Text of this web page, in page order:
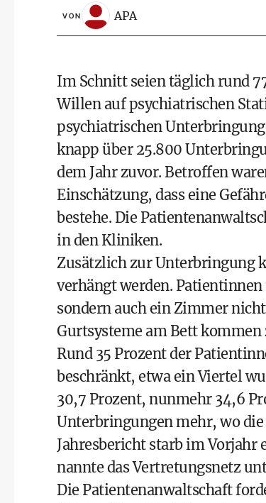
VON APA
Im Schnitt seien täglich rund
Willen auf psychiatrischen
psychiatrischen
knapp über 25.800
dem Jahr zuvor. Betroffen
Einschätzung, dass eine
bestehe. Die
in den Kliniken.
Zusätzlich zur Unterbringung
verhängt werden.
sondern auch ein Zimmer
Gurtsysteme am Bett
Rund 35 Prozent der
beschränkt, etwa ein Viertel
30,7 Prozent, nunmehr 34,6
Unterbringungen mehr, wo
Jahresbericht starb im Vorjahr
nannte das Vertretungsnetz
Die Patientenanwaltschaft